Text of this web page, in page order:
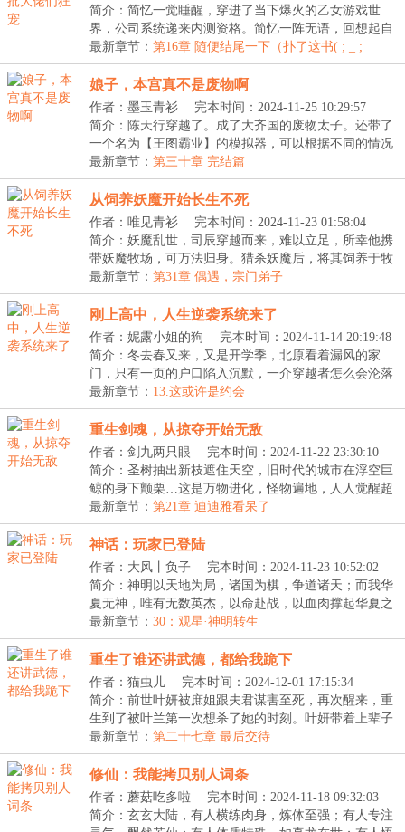
简介：简忆一觉睡醒，穿进了当下爆火的乙女游戏世
界，公司系统递来内测资格。简忆一阵无语，回想起自
己才...
最新章节： 第16章 随便结尾一下（扑了这书( ; _ ;
)/~~~）
娘子，本宫真不是废物啊
作者：墨玉青衫
完本时间：2024-11-25 10:29:57
简介：陈天行穿越了。成了大齐国的废物太子。还带了
一个名为【王图霸业】的模拟器，可以根据不同的情况
进...
最新章节： 第三十章 完结篇
从饲养妖魔开始长生不死
作者：唯见青衫
完本时间：2024-11-23 01:58:04
简介：妖魔乱世，司辰穿越而来，难以立足，所幸他携
带妖魔牧场，可万法归身。猎杀妖魔后，将其饲养于牧
场...
最新章节： 第31章 偶遇，宗门弟子
刚上高中，人生逆袭系统来了
作者：妮露小姐的狗
完本时间：2024-11-14 20:19:48
简介：冬去春又来，又是开学季，北原看着漏风的家
门，只有一页的户口陷入沉默，一介穿越者怎么会沦落
到这...
最新章节： 13.这或许是约会
重生剑魂，从掠夺开始无敌
作者：剑九两只眼
完本时间：2024-11-22 23:30:10
简介：圣树抽出新枝遮住天空，旧时代的城市在浮空巨
鲸的身下颤栗…这是万物进化，怪物遍地，人人觉醒超
凡...
最新章节： 第21章 迪迪雅看呆了
神话：玩家已登陆
作者：大风丨负子
完本时间：2024-11-23 10:52:02
简介：神明以天地为局，诸国为棋，争道诸天；而我华
夏无神，唯有无数英杰，以命赴战，以血肉撑起华夏之
天...
最新章节： 30：观星·神明转生
重生了谁还讲武德，都给我跪下
作者：猫虫儿
完本时间：2024-12-01 17:15:34
简介：前世叶妍被庶姐跟夫君谋害至死，再次醒来，重
生到了被叶兰第一次想杀了她的时刻。叶妍带着上辈子
的...
最新章节： 第二十七章 最后交待
修仙：我能拷贝别人词条
作者：蘑菇吃多啦
完本时间：2024-11-18 09:32:03
简介：玄玄大陆，有人横练肉身，炼体至强；有人专注